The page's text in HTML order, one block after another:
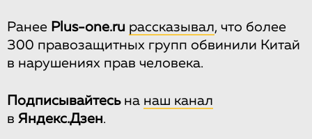
Ранее Рlus-one.ru рассказывал, что более
300 правозащитных групп обвинили Китай
в нарушениях прав человека.
Подписывайтесьна наш канал
в Яндекс.Дзен.